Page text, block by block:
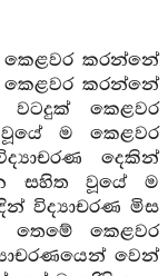
කෙළවර කරන්නේ
කෙළවර කරන්නේ
කෙළවර
ම කෙළවර
දෙකින්
සහිත වූයේ ම
විද්‍යාචරණ මිස
කෙළවර
වෙන්